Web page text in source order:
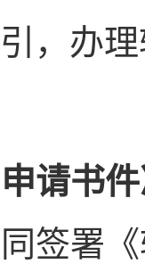
，办
请书
签署